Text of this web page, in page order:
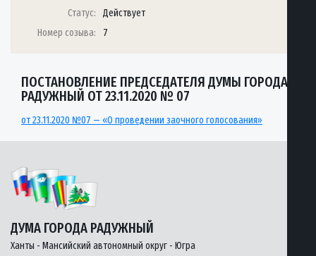
Статус:
Действует
Номер созыва:
7
ПОСТАНОВЛЕНИЕ ПРЕДСЕДАТЕЛЯ ДУМЫ ГОРОДА
РАДУЖНЫЙ ОТ 23.11.2020 № 07
от 23.11.2020 №07 — «О проведении заочного голосования»
ДУМА ГОРОДА РАДУЖНЫЙ
Ханты - Мансийский автономный округ - Югра